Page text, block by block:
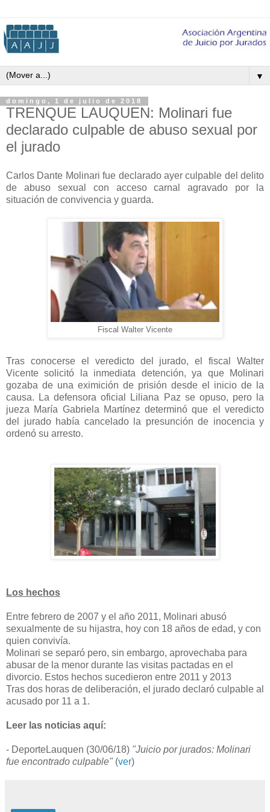
▼
domingo, 1 de julio de 2018
TRENQUE LAUQUEN: Molinari fue
declarado culpable de abuso sexual por
el jurado
Carlos Dante Molinari fue declarado ayer culpable del delito
de abuso sexual con acceso carnal agravado por la
situación de convivencia y guarda.
Fiscal Walter Vicente
Tras conocerse el veredicto del jurado, el fiscal Walter
Vicente solicitó la inmediata detención, ya que Molinari
gozaba de una eximición de prisión desde el inicio de la
causa. La defensora oficial Liliana Paz se opuso, pero la
jueza María Gabriela Martínez determinó que el veredicto
del jurado había cancelado la presunción de inocencia y
ordenó su arresto.
Los hechos
Entre febrero de 2007 y el año 2011, Molinari abusó
sexualmente de su hijastra, hoy con 18 años de edad, y con
quien convivía.
Molinari se separó pero, sin embargo, aprovechaba para
abusar de la menor durante las visitas pactadas en el
divorcio. Estos hechos sucedieron entre 2011 y 2013
Tras dos horas de deliberación, el jurado declaró culpable al
acusado por 11 a 1.
Leer las noticias aquí:
- DeporteLauquen (30/06/18) "Juicio por jurados: Molinari
fue encontrado culpable" (ver)